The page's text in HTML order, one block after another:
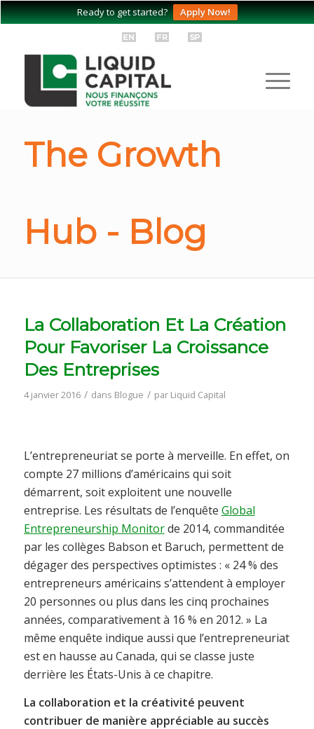
Ready to get started? Apply Now!
The Growth
Hub - Blog
La Collaboration Et La Création
Pour Favoriser La Croissance
Des Entreprises
4 janvier 2016 / dans Blogue / par Liquid Capital
L’entrepreneuriat se porte à merveille. En effet, on
compte 27 millions d’américains qui soit
démarrent, soit exploitent une nouvelle
entreprise. Les résultats de l’enquête Global
Entrepreneurship Monitorde 2014, commanditée
par les collèges Babson et Baruch, permettent de
dégager des perspectives optimistes : « 24 % des
entrepreneurs américains s’attendent à employer
20 personnes ou plus dans les cinq prochaines
années, comparativement à 16 % en 2012. » La
même enquête indique aussi que l’entrepreneuriat
est en hausse au Canada, qui se classe juste
derrière les États-Unis à ce chapitre.
La collaboration et la créativité peuvent
contribuer de manière appréciable au succès